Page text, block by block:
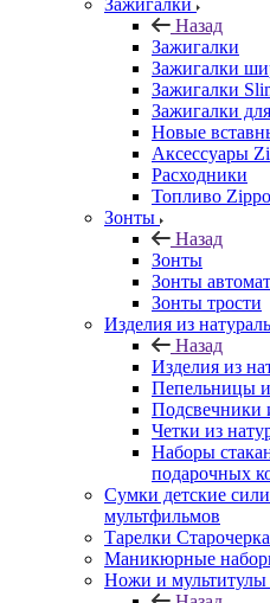
Зажигалки
Назад
Зажигалки
Зажигалки
Зажигалки
Зажигалки
Новые
Аксессуары
Расходники
Топливо Zippo
Зонты
Назад
Зонты
Зонты
Зонты трости
Изделия из
Назад
Изделия из
Пепельницы
Подсвечники
Четки из
Наборы
подарочных
Сумки детские
мультфильмов
Тарелки
Маникюрные
Ножи и мультитулы